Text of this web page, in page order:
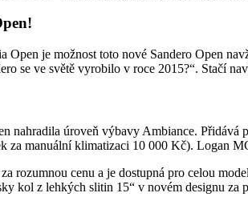
Open je možnost toto nové Sandero Open
se ve světě vyrobilo v roce 2015?“. Stačí
nahradila úroveň výbavy Ambiance.
za manuální klimatizaci 10 000 Kč). Logan
rozumnou cenu a je dostupná pro celou
kol z lehkých slitin 15“ v novém designu